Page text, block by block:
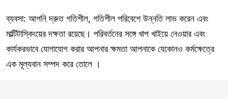
ব্যবসা: আপনি দ্রুত গতিশীল, গতিশীল পরিবেশে উন্নতি লাভ করেন এবং
মাল্টিটাস্কিংয়ের দক্ষতা রয়েছে। পরিবর্তনের সঙ্গে খাপ খাইয়ে নেওয়ার এবং
কার্যকরভাবে যোগাযোগ করার আপনার ক্ষমতা আপনাকে যেকোনও কর্মক্ষেত্রে
এক মূল্যবান সম্পদ করে তোলে ।